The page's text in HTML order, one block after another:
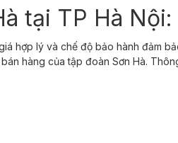
tại TP Hà Nội:
hợp lý và chế độ bảo hành đảm
hàng của tập đoàn Sơn Hà.